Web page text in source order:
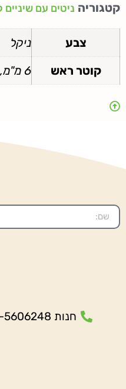
קטגוריה ניטים עם
צבע
ניקל
קוטר ראש
6 מ"מ, 10 מ"מ
חנות 03-5606248 , 03-5660270